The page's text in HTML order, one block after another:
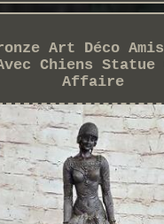
Art Déco
Avec Chiens Statue
Affaire